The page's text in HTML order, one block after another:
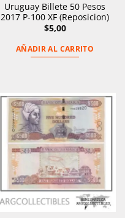
Uruguay Billete 50 Pesos
2017 P-100 XF (Reposicion)
$5,00
AÑADIR AL CARRITO